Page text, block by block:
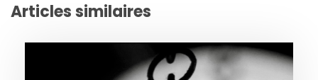
Articles similaires